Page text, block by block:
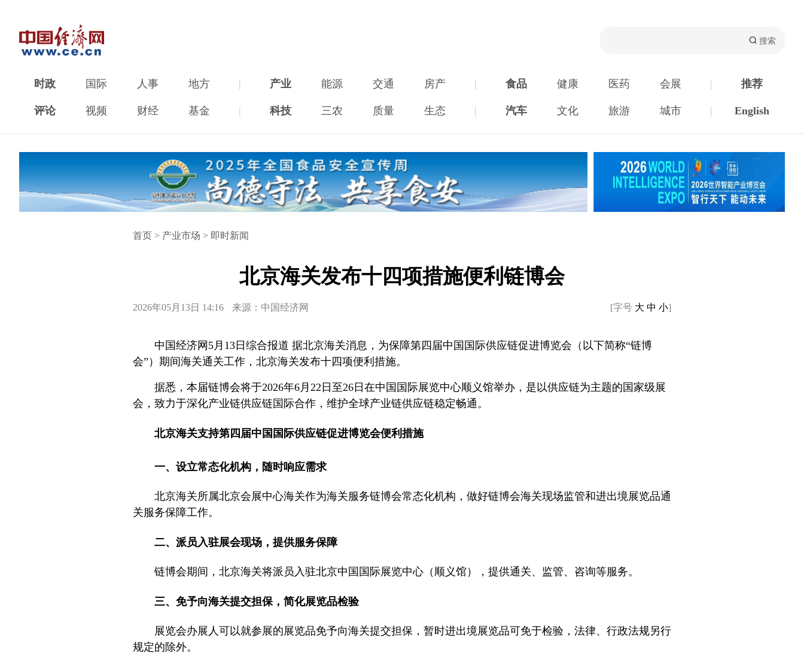
时政 国际 人事 地方 | 产业 能源 交通 房产 | 食品 健康 医药 会展 | 推荐
评论 视频 财经 基金 | 科技 三农 质量 生态 | 汽车 文化 旅游 城市 | English
首页 > 产业市场 > 即时新闻
北京海关发布十四项措施便利链博会
2026年05月13日 14:16 来源：中国经济网 [字号 大 中 小]
中国经济网5月13日综合报道 据北京海关消息，为保障第四届中国国际供应链促进博览会（以下简称“链博
会”）期间海关通关工作，北京海关发布十四项便利措施。
据悉，本届链博会将于2026年6月22日至26日在中国国际展览中心顺义馆举办，是以供应链为主题的国家级展
会，致力于深化产业链供应链国际合作，维护全球产业链供应链稳定畅通。
北京海关支持第四届中国国际供应链促进博览会便利措施
一、设立常态化机构，随时响应需求
北京海关所属北京会展中心海关作为海关服务链博会常态化机构，做好链博会海关现场监管和进出境展览品通
关服务保障工作。
二、派员入驻展会现场，提供服务保障
链博会期间，北京海关将派员入驻北京中国国际展览中心（顺义馆），提供通关、监管、咨询等服务。
三、免予向海关提交担保，简化展览品检验
展览会办展人可以就参展的展览品免予向海关提交担保，暂时进出境展览品可免于检验，法律、行政法规另行
规定的除外。